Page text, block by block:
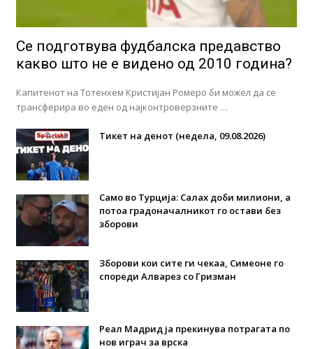
Се подготвува фудбалска предавство
какво што не е видено од 2010 година?
Капитенот на Тотенхем Кристијан Ромеро би можел да се
трансферира во еден од најконтроверзните …
Тикет на денот (недела, 09.08.2026)
Само во Турција: Салах доби милиони, а
потоа градоначалникот го остави без
зборови
Зборови кои сите ги чекаа, Симеоне го
спореди Алварез со Гризман
Реал Мадрид ја прекинува потрагата по
нов играч за врска